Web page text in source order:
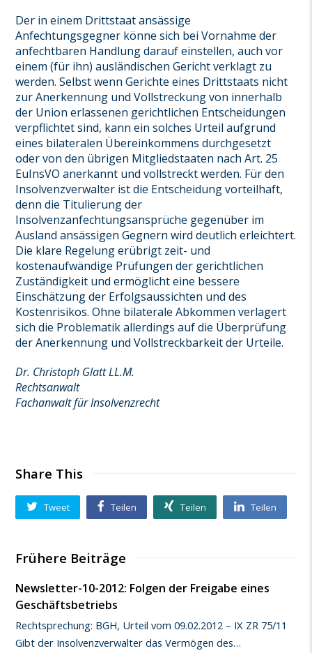
Der in einem Drittstaat ansässige
Anfechtungsgegner könne sich bei Vornahme der
anfechtbaren Handlung darauf einstellen, auch vor
einem (für ihn) ausländischen Gericht verklagt zu
werden. Selbst wenn Gerichte eines Drittstaats nicht
zur Anerkennung und Vollstreckung von innerhalb
der Union erlassenen gerichtlichen Entscheidungen
verpflichtet sind, kann ein solches Urteil aufgrund
eines bilateralen Übereinkommens durchgesetzt
oder von den übrigen Mitgliedstaaten nach Art. 25
EuInsVO anerkannt und vollstreckt werden. Für den
Insolvenzverwalter ist die Entscheidung vorteilhaft,
denn die Titulierung der
Insolvenzanfechtungsansprüche gegenüber im
Ausland ansässigen Gegnern wird deutlich erleichtert.
Die klare Regelung erübrigt zeit- und
kostenaufwändige Prüfungen der gerichtlichen
Zuständigkeit und ermöglicht eine bessere
Einschätzung der Erfolgsaussichten und des
Kostenrisikos. Ohne bilaterale Abkommen verlagert
sich die Problematik allerdings auf die Überprüfung
der Anerkennung und Vollstreckbarkeit der Urteile.
Dr. Christoph Glatt LL.M.
Rechtsanwalt
Fachanwalt für Insolvenzrecht
Share This
Tweet Teilen Teilen Teilen
Frühere Beiträge
Newsletter-10-2012: Folgen der Freigabe eines
Geschäftsbetriebs
Rechtsprechung: BGH, Urteil vom 09.02.2012 – IX ZR 75/11
Gibt der Insolvenzverwalter das Vermögen des…